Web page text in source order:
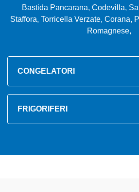
Bastida Pancarana, Codevilla,
Staffora, Torricella Verzate, Corana,
Romagnese,
CONGELATORI
FRIGORIFERI